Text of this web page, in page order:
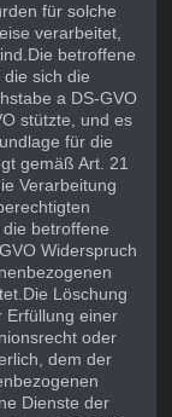
für solche
verarbeitet,
Die betroffene
sich die
a DS-GVO
stützte, und es
für die
gemäß Art. 21
Verarbeitung
betroffene
Widerspruch
Die Löschung
Erfüllung einer
oder
dem der
Dienste der